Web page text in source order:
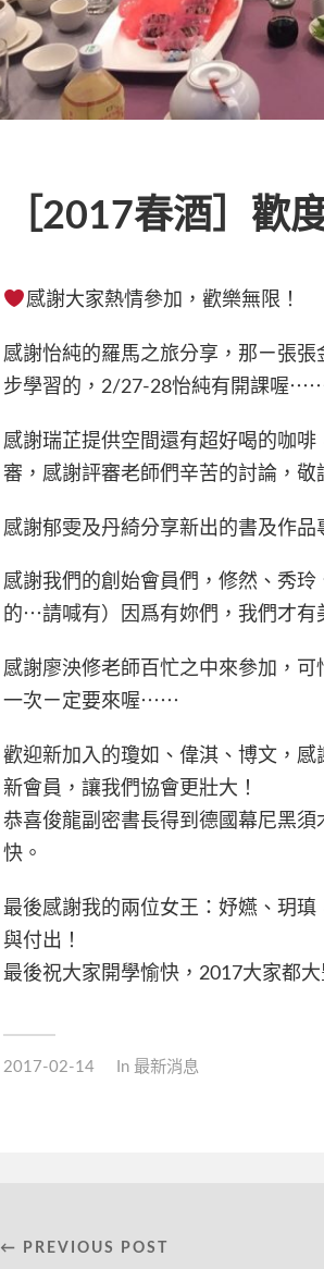
［2017春酒］歡
感謝大家熱情參加，歡樂無限！
感謝怡純的羅馬之旅分享，那ㄧ張
步學習的，2/27-28怡純有開課喔
感謝瑞芷提供空間還有超好喝的咖
審，感謝評審老師們辛苦的討論，
感謝郁雯及丹綺分享新出的書及作品
感謝我們的創始會員們，修然、秀
的⋯請喊有）因爲有妳們，我們才
感謝廖泱修老師百忙之中來參加，
一次ㄧ定要來喔⋯⋯
歡迎新加入的瓊如、偉淇、博文，
新會員，讓我們協會更壯大！
恭喜俊龍副密書長得到德國幕尼黑
快。
最後感謝我的兩位女王：妤嬿、玥
與付出！
最後祝大家開學愉快，2017大家都大
2017-02-14 In 最新消息
← PREVIOUS POST